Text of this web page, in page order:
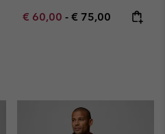
Minimum sale price:
€ 60,00 - Maximum price:
€ 75,00